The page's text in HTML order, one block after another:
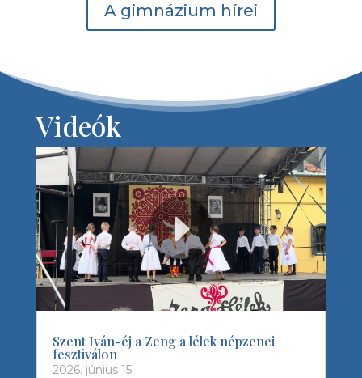
A gimnázium hírei
Videók
Szent Iván-éj a Zeng a lélek népzenei
fesztiválon
2026. június 15.